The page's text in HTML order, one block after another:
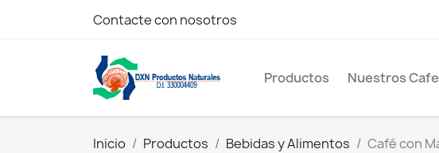
Contacte con nosotros
Productos Nuestros
Inicio Productos Bebidas y Alimentos Café con